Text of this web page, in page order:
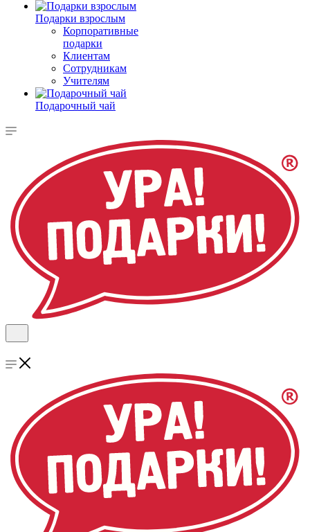
Подарки взрослым
Корпоративные
подарки
Клиентам
Сотрудникам
Учителям
Подарочный чай